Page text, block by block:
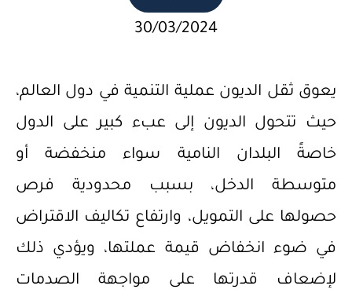
30/03/2024
يعوق ثقل الديون عملية التنمية في دول العالم،
حيث تتحول الديون إلى عبء كبير على الدول
خاصةً البلدان النامية سواء منخفضة أو
متوسطة الدخل، بسبب محدودية فرص
حصولها على التمويل، وارتفاع تكاليف الاقتراض
في ضوء انخفاض قيمة عملتها، ويؤدي ذلك
لإضعاف قدرتها على مواجهة الصدمات